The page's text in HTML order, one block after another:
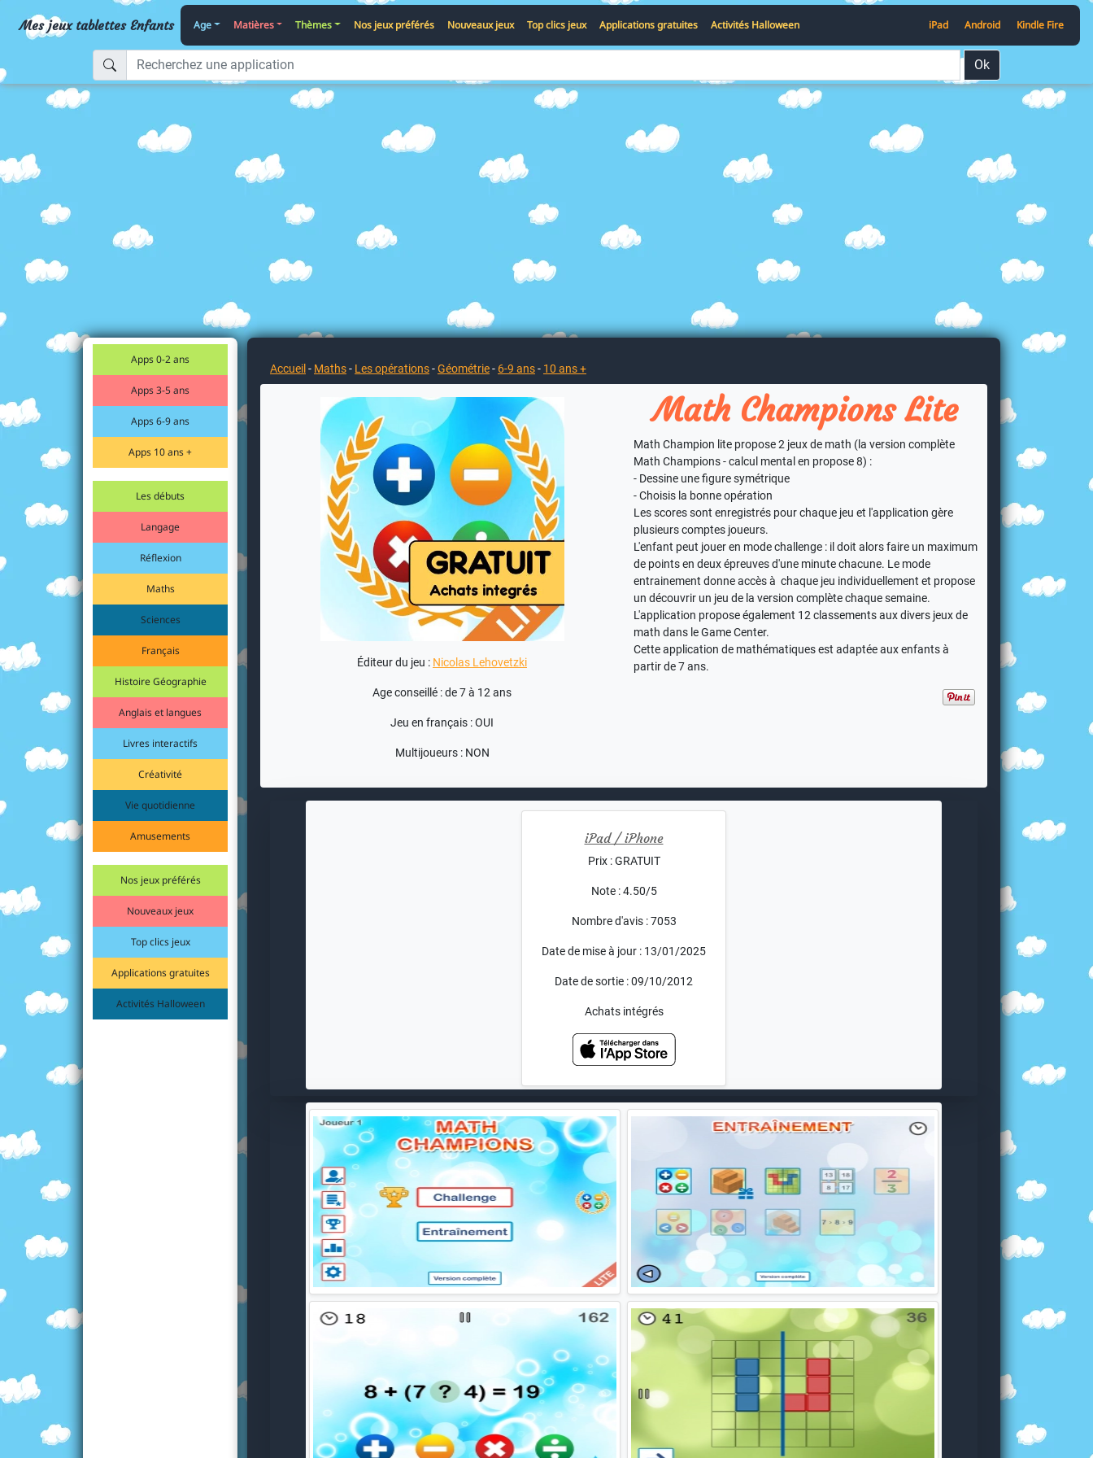
Mes jeux tablettes Enfants Age Matières Thèmes Nos jeux préférés Nouveaux jeux Top clics jeux Applications gratuites Activités Halloween iPad Android Kindle Fire
Ok
Apps 0-2 ans
Apps 3-5 ans
Apps 6-9 ans
Apps 10 ans +
Les débuts
Langage
Réflexion
Maths
Sciences
Français
Histoire Géographie
Anglais et langues
Livres interactifs
Créativité
Vie quotidienne
Amusements
Nos jeux préférés
Nouveaux jeux
Top clics jeux
Applications gratuites
Activités Halloween
Accueil - Maths- Les opérations-Géométrie- 6-9 ans- 10 ans +
Éditeur du jeu : Nicolas Lehovetzki
Age conseillé : de 7 à 12 ans
Jeu en français : OUI
Multijoueurs : NON
Math Champions Lite
Math Champion lite propose 2 jeux de math (la version complète
Math Champions - calcul mental en propose 8) :
- Dessine une figure symétrique
- Choisis la bonne opération
Les scores sont enregistrés pour chaque jeu et l'application gère
plusieurs comptes joueurs.
L'enfant peut jouer en mode challenge : il doit alors faire un maximum
de points en deux épreuves d'une minute chacune. Le mode
entrainement donne accès à chaque jeu individuellement et propose
un découvrir un jeu de la version complète chaque semaine.
L'application propose également 12 classements aux divers jeux de
math dans le Game Center.
Cette application de mathématiques est adaptée aux enfants à
partir de 7 ans.
iPad / iPhone
Prix : GRATUIT
Note : 4.50/5
Nombre d'avis : 7053
Date de mise à jour : 13/01/2025
Date de sortie : 09/10/2012
Achats intégrés